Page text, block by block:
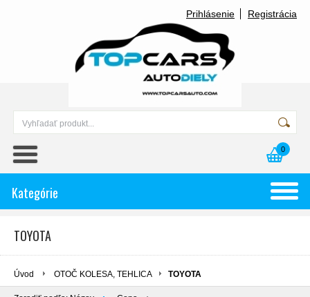
Prihlásenie Registrácia
0
Kategórie
TOYOTA
Úvod OTOČ KOLESA, TEHLICA TOYOTA